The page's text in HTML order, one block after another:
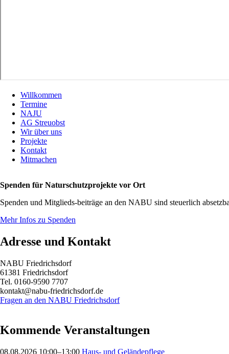
Willkommen
Termine
NAJU
AG Streuobst
Wir über uns
Projekte
Kontakt
Mitmachen
Spenden für Naturschutzprojekte vor Ort
Spenden und Mitglieds-beiträge an den NABU sind steuerlich
Mehr Infos zu Spenden
Adresse und Kontakt
NABU Friedrichsdorf
61381 Friedrichsdorf
Tel. 0160-9590 7707
kontakt@nabu-friedrichsdorf.de
Fragen an den NABU Friedrichsdorf
Kommende Veranstaltungen
08.08.2026 10:00–13:00 Haus- und Geländepflege